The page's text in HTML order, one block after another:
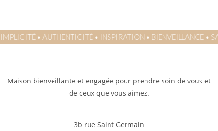
• AUTHENTICITÉ• INSPIRATION• BIENVEILLANCE•
Maison bienveillante et engagée pour prendre soin de vous et
de ceux que vous aimez.
3b rue Saint Germain